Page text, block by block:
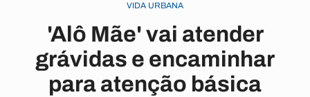
VIDA URBANA
'Alô Mãe' vai atender
grávidas e encaminhar
para atenção básica